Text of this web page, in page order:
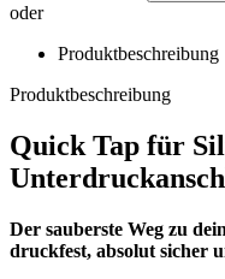
oder
Produktbeschreibung
Produktbeschreibung
Quick Tap für
Der sauberste Weg zu
druckfest, absolut sicher